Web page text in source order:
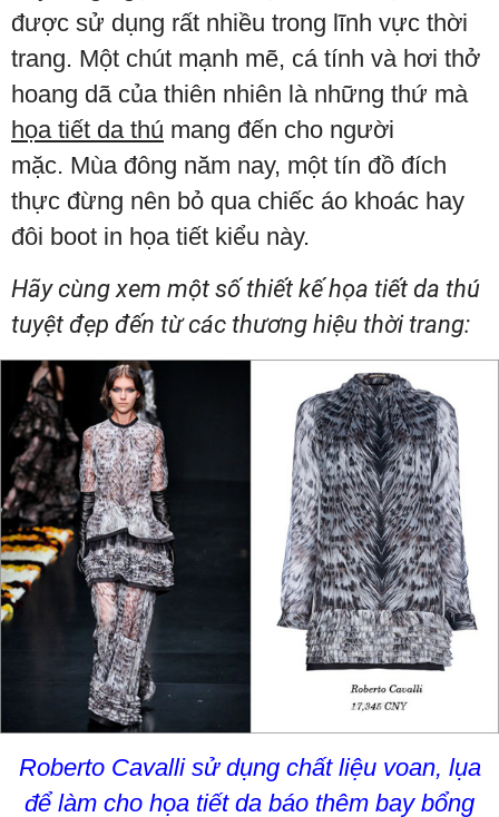
được sử dụng rất nhiều trong lĩnh vực thời
trang. Một chút mạnh mẽ, cá tính và hơi thở
hoang dã của thiên nhiên là những thứ mà
họa tiết da thú mang đến cho người
mặc. Mùa đông năm nay, một tín đồ đích
thực đừng nên bỏ qua chiếc áo khoác hay
đôi boot in họa tiết kiểu này.
Hãy cùng xem một số thiết kế họa tiết da thú
tuyệt đẹp đến từ các thương hiệu thời trang:
Roberto Cavalli sử dụng chất liệu voan, lụa
để làm cho họa tiết da báo thêm bay bổng